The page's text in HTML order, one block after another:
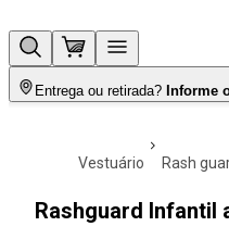
Entrega ou retirada? Informe
vestuário rash
Rashguard Infantil